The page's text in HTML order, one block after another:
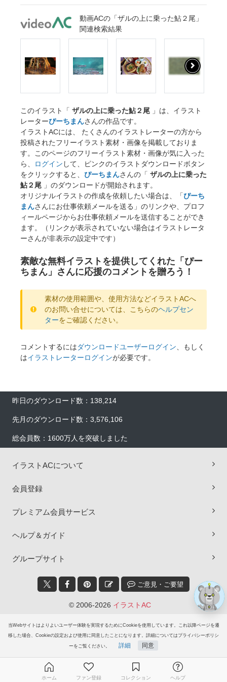
当Webサイトはよりよいユーザー体験を実現するためにCookieを使用しています。これ以降ページを遷
移した場合、Cookieの設定および使用に同意したことになります。詳細についてはプライバシーポリシ
ーをご覧ください。 詳細 同意
動画ACの「ザルの上に乗った鮎２尾」
関連検索結果
このイラスト「 ザルの上に乗った鮎２尾 」は、イラスト
レーターぴーちまんさんの作品です。
イラストACには、 たくさんのイラストレーターの方から
投稿されたフリーイラスト素材・画像を掲載しておりま
す。このページのフリーイラスト素材・画像が気に入った
ら、
ログイン して、ピンクのイラストダウンロードボタン
をクリックすると、 ぴーちまんさんの「 ザルの上に乗った
鮎２尾 」のダウンロードが開始されます。
オリジナルイラストの作成を依頼したい場合は、「ぴーち
まんさんにお仕事依頼メールを送る」のリンクや、プロフ
ィールページからお仕事依頼メールを送信することができ
ます。（リンクが表示されていない場合はイラストレータ
ーさんが非表示の設定中です）
素敵な無料イラストを提供してくれた「ぴー
ちまん」さんに応援のコメントを贈ろう！
素材の使用範囲や、使用方法などイラストACへ
のお問い合せについては、こちらのヘルプセン
ターをご確認ください。
コメントするにはダウンロードユーザーログイン 、もしく
はイラストレーターログインが必要です。
昨日のダウンロード数：138,214
先月のダウンロード数：3,576,106
総会員数：1600万人を突破しました
イラストACについて
会員登録
プレミアム会員サービス
ヘルプ＆ガイド
グループサイト
ご意見・ご要望
© 2006-2026 イラストAC
ホーム ファン登録 コレクション ヘルプ